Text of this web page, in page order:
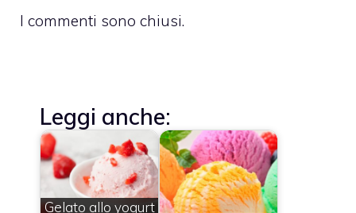
I commenti sono chiusi.
Leggi anche:
Gelato allo yogurt